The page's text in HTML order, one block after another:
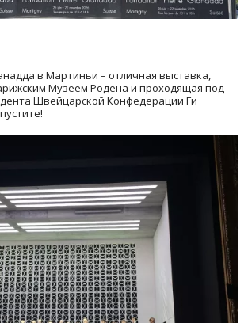
в Мартиньи – отличная выставка,
Музеем Родена и проходящая под
Швейцарской Конфедерации Ги